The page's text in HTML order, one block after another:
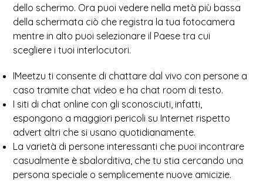
dello schermo. Ora puoi vedere nella metà più bassa
della schermata ciò che registra la tua fotocamera
mentre in alto puoi selezionare il Paese tra cui
scegliere i tuoi interlocutori.
IMeetzu ti consente di chattare dal vivo con persone a
caso tramite chat video e ha chat room di testo.
I siti di chat online con gli sconosciuti, infatti,
espongono a maggiori pericoli su Internet rispetto
advert altri che si usano quotidianamente.
La varietà di persone interessanti che puoi incontrare
casualmente è sbalorditiva, che tu stia cercando una
persona speciale o semplicemente nuove amicizie.